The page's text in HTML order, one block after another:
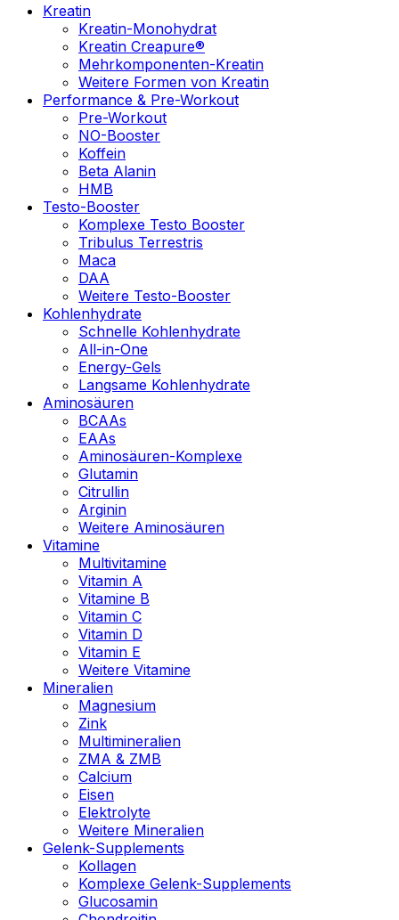
Kreatin
Kreatin-Monohydrat
Kreatin Creapure®
Mehrkomponenten-Kreatin
Weitere Formen von Kreatin
Performance & Pre-Workout
Pre-Workout
NO-Booster
Koffein
Beta Alanin
HMB
Testo-Booster
Komplexe Testo Booster
Tribulus Terrestris
Maca
DAA
Weitere Testo-Booster
Kohlenhydrate
Schnelle Kohlenhydrate
All-in-One
Energy-Gels
Langsame Kohlenhydrate
Aminosäuren
BCAAs
EAAs
Aminosäuren-Komplexe
Glutamin
Citrullin
Arginin
Weitere Aminosäuren
Vitamine
Multivitamine
Vitamin A
Vitamine B
Vitamin C
Vitamin D
Vitamin E
Weitere Vitamine
Mineralien
Magnesium
Zink
Multimineralien
ZMA & ZMB
Calcium
Eisen
Elektrolyte
Weitere Mineralien
Gelenk-Supplements
Kollagen
Komplexe Gelenk-Supplements
Glucosamin